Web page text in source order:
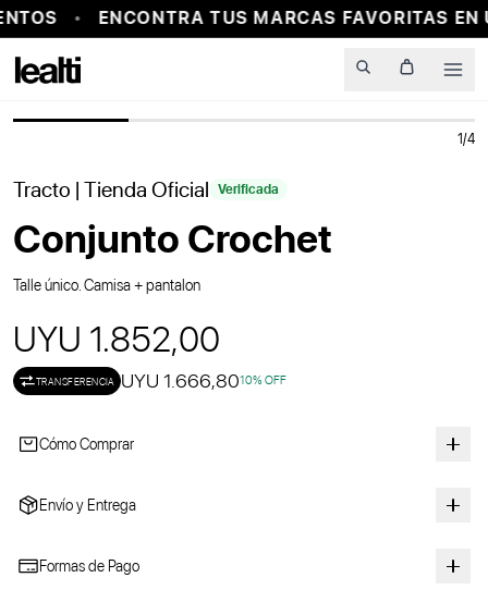
ENCONTRA TUS MARCAS FAVORITAS EN
PROBADOR VIRTUAL
1/4
Tracto | Tienda Oficial Verificada
Conjunto Crochet
Talle único. Camisa + pantalon
UYU 1.852,00
TRANSFERENCIA UYU 1.666,8010% OFF
Cómo Comprar
Envío y Entrega
Formas de Pago